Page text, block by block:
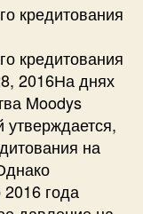
кредитования
кредитования
2016На днях
Moodys
утверждается,
на
2016 года